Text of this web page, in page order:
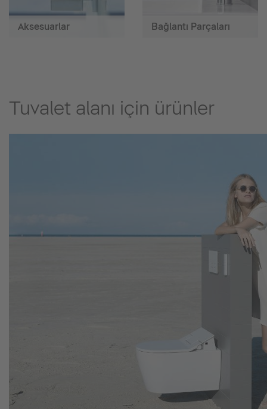
Aksesuarlar Bağlantı Parçaları
Tuvalet alanı için ürünler